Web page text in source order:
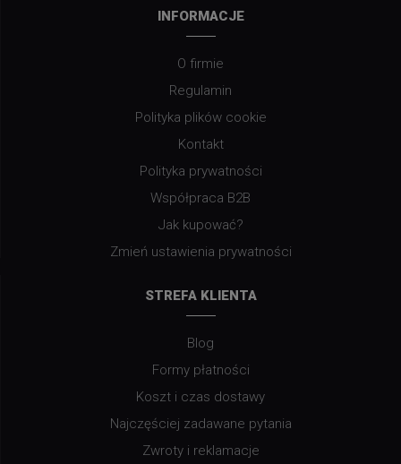
INFORMACJE
O firmie
Regulamin
Polityka plików cookie
Kontakt
Polityka prywatności
Współpraca B2B
Jak kupować?
Zmień ustawienia prywatności
STREFA KLIENTA
Blog
Formy płatności
Koszt i czas dostawy
Najczęściej zadawane pytania
Zwroty i reklamacje